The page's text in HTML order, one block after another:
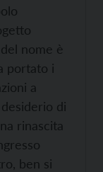
nome è
portato i
a
di
rinascita
ben si